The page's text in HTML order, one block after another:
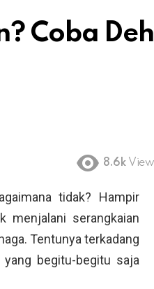
Coba Deh
8.6k
tidak? Hampir
menjalani serangkaian
Tentunya terkadang
begitu-begitu saja